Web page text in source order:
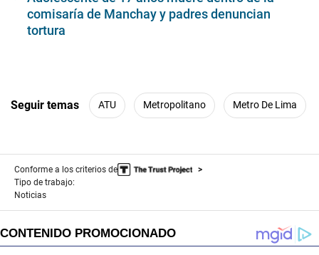
comisaría de Manchay y padres denuncian
tortura
Seguir temas ATU Metropolitano Metro De Lima
Conforme a los criterios de
Tipo de trabajo:
Noticias